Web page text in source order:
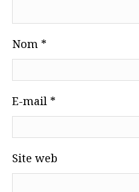
Nom *
E-mail *
Site web